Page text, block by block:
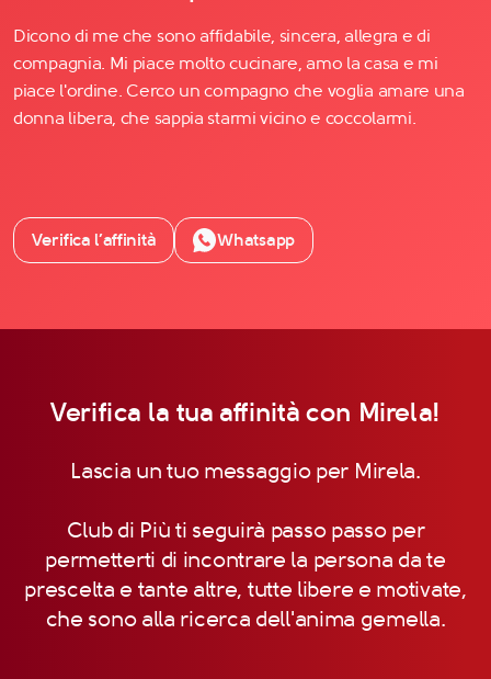
Dicono di me che sono affidabile, sincera, allegra e di
compagnia. Mi piace molto cucinare, amo la casa e mi
piace l'ordine. Cerco un compagno che voglia amare una
donna libera, che sappia starmi vicino e coccolarmi.
Verifica l’affinità Whatsapp
Verifica la tua affinità con Mirela!
Lascia un tuo messaggio per Mirela.
Club di Più ti seguirà passo passo per
permetterti di incontrare la persona da te
prescelta e tante altre, tutte libere e motivate,
che sono alla ricerca dell'anima gemella.